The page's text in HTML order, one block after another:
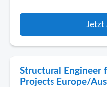
Jetzt
Structural Engineer
Projects Europe/